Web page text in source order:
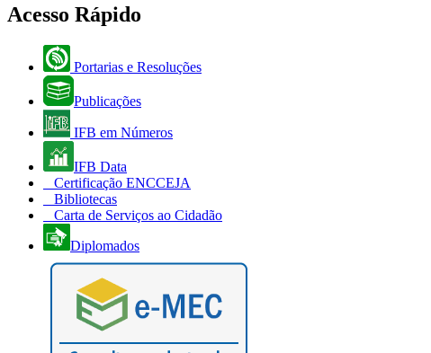
Acesso Rápido
Portarias e Resoluções
Publicações
IFB em Números
IFB Data
Certificação ENCCEJA
Bibliotecas
Carta de Serviços ao Cidadão
Diplomados